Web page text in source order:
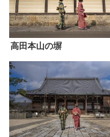
高田本山の塀